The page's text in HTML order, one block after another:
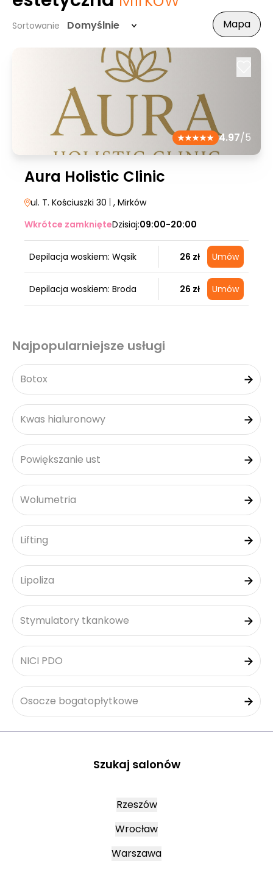
Sortowanie Domyślnie Mapa
4.97/5
Aura Holistic Clinic
ul. T. Kościuszki 30 , Mirków
Wkrótce zamknięteDzisiaj:09:00-20:00
Depilacja woskiem: Wąsik 26 zł Umów
Depilacja woskiem: Broda 26 zł Umów
Najpopularniejsze usługi
Botox
Kwas hialuronowy
Powiększanie ust
Wolumetria
Lifting
Lipoliza
Stymulatory tkankowe
NICI PDO
Osocze bogatopłytkowe
Szukaj salonów
Rzeszów
Wrocław
Warszawa